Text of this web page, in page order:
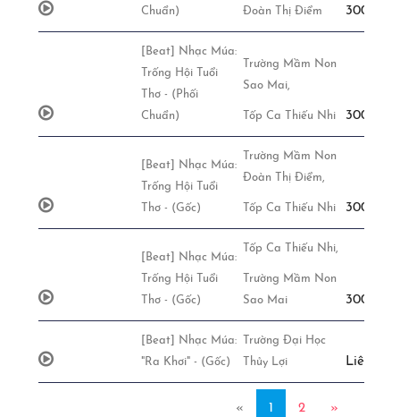
Chuẩn)
Đoàn Thị Điểm
[Beat] Nhạc Múa:
Trống Hội Tuổi
Thơ - (Phối
Chuẩn)
Trường Mầm Non
Sao Mai,
Tốp Ca Thiếu Nhi
[Beat] Nhạc Múa:
Trống Hội Tuổi
Thơ - (Gốc)
Trường Mầm Non
Đoàn Thị Điểm,
Tốp Ca Thiếu Nhi
[Beat] Nhạc Múa:
Trống Hội Tuổi
Thơ - (Gốc)
Tốp Ca Thiếu Nhi,
Trường Mầm Non
Sao Mai
[Beat] Nhạc Múa:
"Ra Khơi" - (Gốc)
Trường Đại Học
Thủy Lợi
Liên Hệ
« 1 2 »